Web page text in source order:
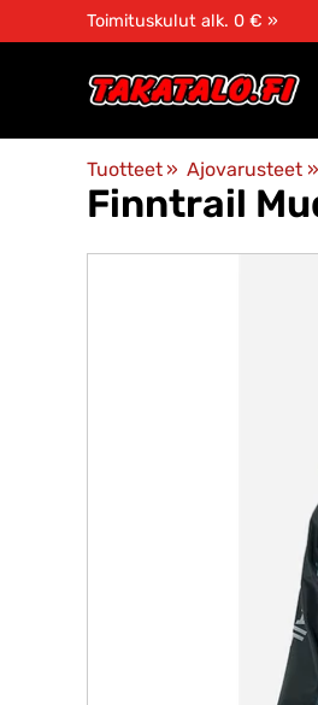
Toimituskulut alk. 0 € »
Tuotteet ‪» Ajovarusteet ‪»
Finntrail